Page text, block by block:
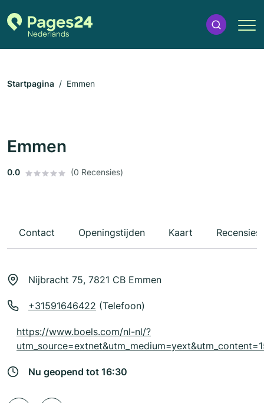
Startpagina Emmen
Emmen
0.0 (0 Recensies)
Contact Openingstijden Kaart Recensies
Nijbracht 75, 7821 CB Emmen
+31591646422 (Telefoon)
https://www.boels.com/nl-nl/?
Nu geopend tot 16:30